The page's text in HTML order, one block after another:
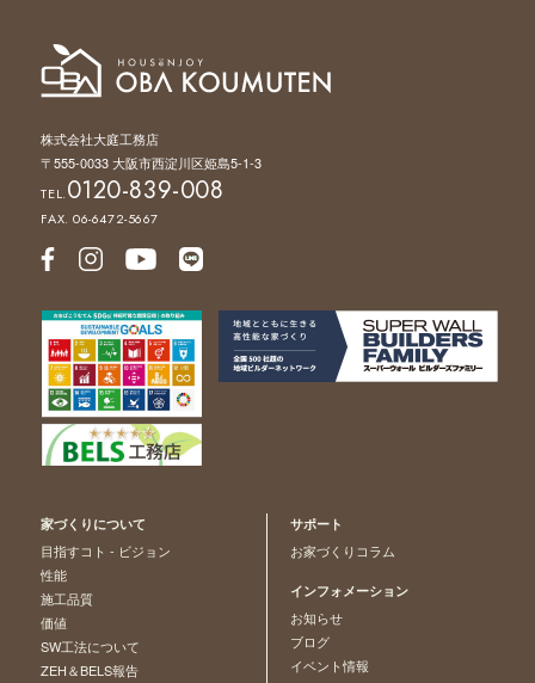
株式会社大庭工務店
〒555-0033 大阪市西淀川区姫島5-1-3
TEL.0120-839-008
FAX. 06-6472-5667
家づくりについて
目指すコト - ビジョン
性能
施工品質
価値
SW工法について
ZEH＆BELS報告
サポート
お家づくりコラム
インフォメーション
お知らせ
ブログ
イベント情報